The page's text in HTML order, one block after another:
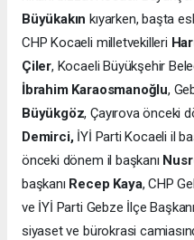
Büyükakınkıyarken, başta
CHP Kocaeli milletvekilleri
Çiler, Kocaeli Büyükşehir
İbrahim Karaosmanoğlu,
Büyükgöz, Çayırova önceki
Demirci,İYİ Parti Kocaeli il
önceki dönem il başkanı
başkanı Recep Kaya, CHP
ve İYİ Parti Gebze İlçe Başkanı
siyaset ve bürokrasi